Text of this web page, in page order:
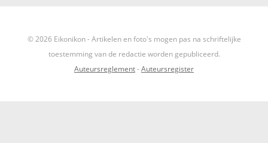
SCHILDERCURSUSSEN
MATERIALEN
© 2026 Eikonikon - Artikelen en foto's mogen pas na schriftelijke
toestemming van de redactie worden gepubliceerd.
Auteursreglement-Auteursregister